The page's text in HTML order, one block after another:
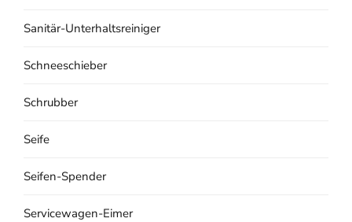
Sanitär-Unterhaltsreiniger
Schneeschieber
Schrubber
Seife
Seifen-Spender
Servicewagen-Eimer